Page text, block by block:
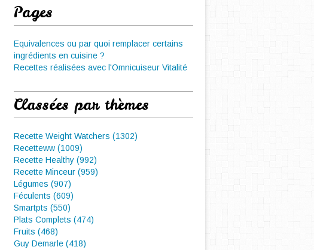
Pages
Equivalences ou par quoi remplacer certains
ingrédients en cuisine ?
Recettes réalisées avec l'Omnicuiseur Vitalité
Classées par thèmes
Recette Weight Watchers (1302)
Recetteww (1009)
Recette Healthy (992)
Recette Minceur (959)
Légumes (907)
Féculents (609)
Smartpts (550)
Plats Complets (474)
Fruits (468)
Guy Demarle (418)